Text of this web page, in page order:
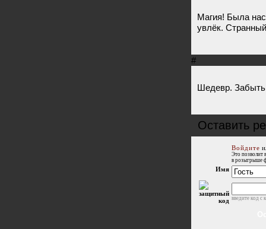
Магия! Была
увлёк.
#
Шедевр.
Оставить
Войдите
Это позволит
в розыгрыше
Имя
введите код с